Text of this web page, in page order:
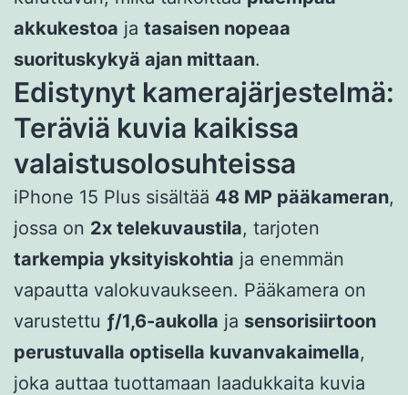
akkukestoa ja tasaisen nopeaa
suorituskykyä ajan mittaan.
Edistynyt kamerajärjestelmä:
Teräviä kuvia kaikissa
valaistusolosuhteissa
iPhone 15 Plus sisältää 48 MP pääkameran,
jossa on 2x telekuvaustila, tarjoten
tarkempia yksityiskohtia ja enemmän
vapautta valokuvaukseen. Pääkamera on
varustettu ƒ/1,6-aukolla ja sensorisiirtoon
perustuvalla optisella kuvanvakaimella,
joka auttaa tuottamaan laadukkaita kuvia